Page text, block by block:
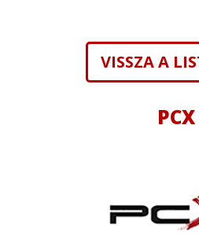
VISSZA A
PCX